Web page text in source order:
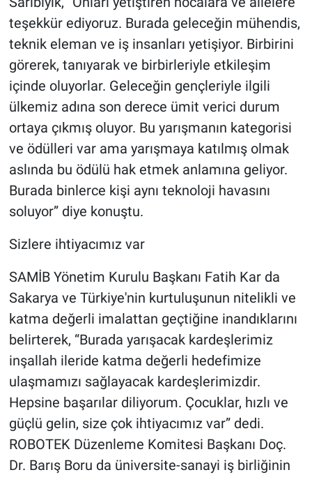
teşekkür ediyoruz. Burada geleceğin mühendis,
teknik eleman ve iş insanları yetişiyor. Birbirini
görerek, tanıyarak ve birbirleriyle etkileşim
içinde oluyorlar. Geleceğin gençleriyle ilgili
ülkemiz adına son derece ümit verici durum
ortaya çıkmış oluyor. Bu yarışmanın kategorisi
ve ödülleri var ama yarışmaya katılmış olmak
aslında bu ödülü hak etmek anlamına geliyor.
Burada binlerce kişi aynı teknoloji havasını
soluyor” diye konuştu.
Sizlere ihtiyacımız var
SAMİB Yönetim Kurulu Başkanı Fatih Kar da
Sakarya ve Türkiye'nin kurtuluşunun nitelikli ve
katma değerli imalattan geçtiğine inandıklarını
belirterek, “Burada yarışacak kardeşlerimiz
inşallah ileride katma değerli hedefimize
ulaşmamızı sağlayacak kardeşlerimizdir.
Hepsine başarılar diliyorum. Çocuklar, hızlı ve
güçlü gelin, size çok ihtiyacımız var” dedi.
ROBOTEK Düzenleme Komitesi Başkanı Doç.
Dr. Barış Boru da üniversite-sanayi iş birliğinin